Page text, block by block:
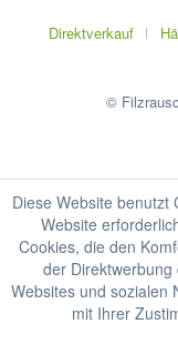
Direktverkauf
©
Diese Website benutzt
Website
Cookies, die den
der
Websites und sozialen
mit Ihrer